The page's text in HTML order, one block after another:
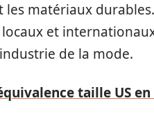
matériaux
et
de la mode.
taille US